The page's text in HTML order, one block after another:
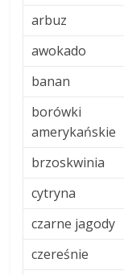
arbuz
awokado
banan
borówki
amerykańskie
brzoskwinia
cytryna
czarne jagody
czereśnie